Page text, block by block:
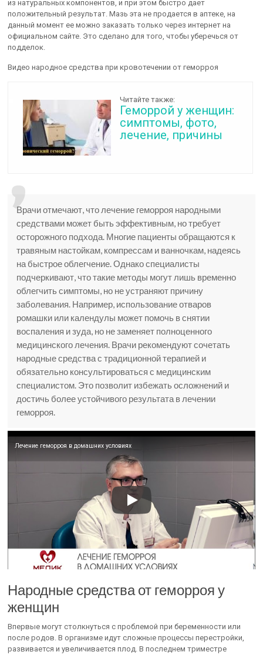
из натуральных компонентов, и при этом быстро дает
положительный результат. Мазь эта не продается в аптеке, на
данный момент ее можно заказать только через интернет на
официальном сайте. Это сделано для того, чтобы уберечься от
подделок.
Видео народное средства при кровотечении от геморроя
Читайте также:
Геморрой у женщин:
симптомы, фото,
лечение, причины
Врачи отмечают, что лечение геморроя народными
средствами может быть эффективным, но требует
осторожного подхода. Многие пациенты обращаются к
травяным настойкам, компрессам и ванночкам, надеясь
на быстрое облегчение. Однако специалисты
подчеркивают, что такие методы могут лишь временно
облегчить симптомы, но не устраняют причину
заболевания. Например, использование отваров
ромашки или календулы может помочь в снятии
воспаления и зуда, но не заменяет полноценного
медицинского лечения. Врачи рекомендуют сочетать
народные средства с традиционной терапией и
обязательно консультироваться с медицинским
специалистом. Это позволит избежать осложнений и
достичь более устойчивого результата в лечении
геморроя.
Лечение геморроя в домашних условиях
Народные средства от геморроя у
женщин
Впервые могут столкнуться с проблемой при беременности или
после родов. В организме идут сложные процессы перестройки,
развивается и увеличивается плод. В последнем триместре